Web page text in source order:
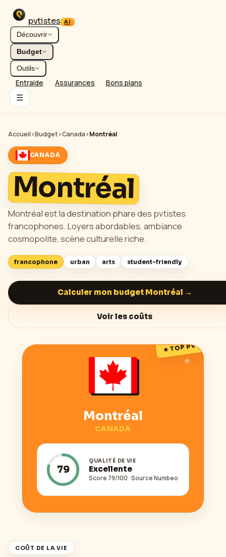
pvtistes AI
Découvrir
Budget
Outils
Entraide Assurances Bons plans
☰
Accueil›Budget›Canada›Montréal
CANADA
Montréal
Montréal est la destination phare des pvtistes
francophones. Loyers abordables, ambiance
cosmopolite, scène culturelle riche.
francophone urban arts student-friendly
Calculer mon budget Montréal →
Voir les coûts
★ TOP PVT
Montréal
CANADA
79
QUALITÉ DE VIE
Excellente
Score 79/100 · Source Numbeo
COÛT DE LA VIE